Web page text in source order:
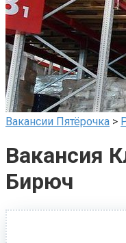
Вакансии Пятёрочка >
Вакансия
Бирюч